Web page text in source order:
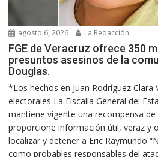
agosto 6, 2026 La Redacción
FGE de Veracruz ofrece 350
presuntos asesinos de la
Douglas.
*Los hechos en Juan Rodríguez Clara
electorales La Fiscalía General del
mantiene vigente una recompensa
proporcione información útil, veraz y
localizar y detener a Eric Raymundo
como probables responsables del